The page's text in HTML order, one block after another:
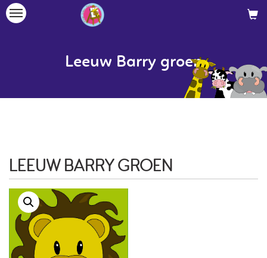
Toggle
Leeuw Barry groen
LEEUW BARRY GROEN